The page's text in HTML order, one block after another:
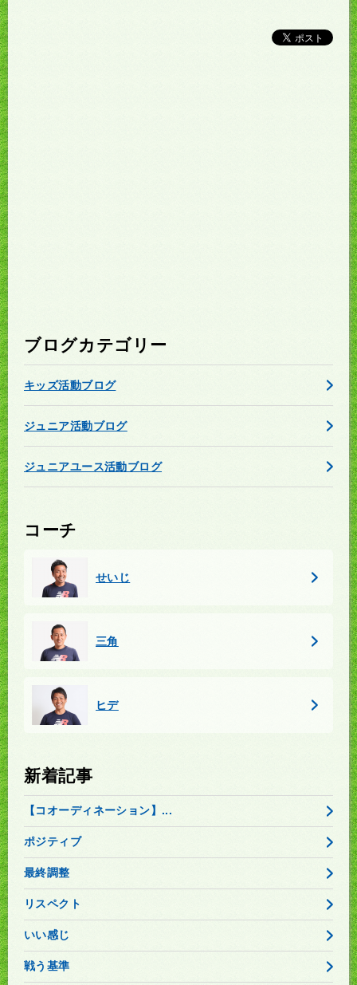
ブログカテゴリー
キッズ活動ブログ
ジュニア活動ブログ
ジュニアユース活動ブログ
コーチ
せいじ
三角
ヒデ
新着記事
【コオーディネーション】...
ポジティブ
最終調整
リスペクト
いい感じ
戦う基準